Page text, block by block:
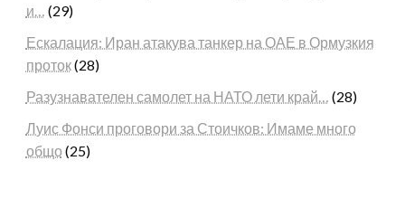
и… (29)
Ескалация: Иран атакува танкер на ОАЕ в Ормузкия
проток(28)
Разузнавателен самолет на НАТО лети край… (28)
Луис Фонси проговори за Стоичков: Имаме много
общо (25)